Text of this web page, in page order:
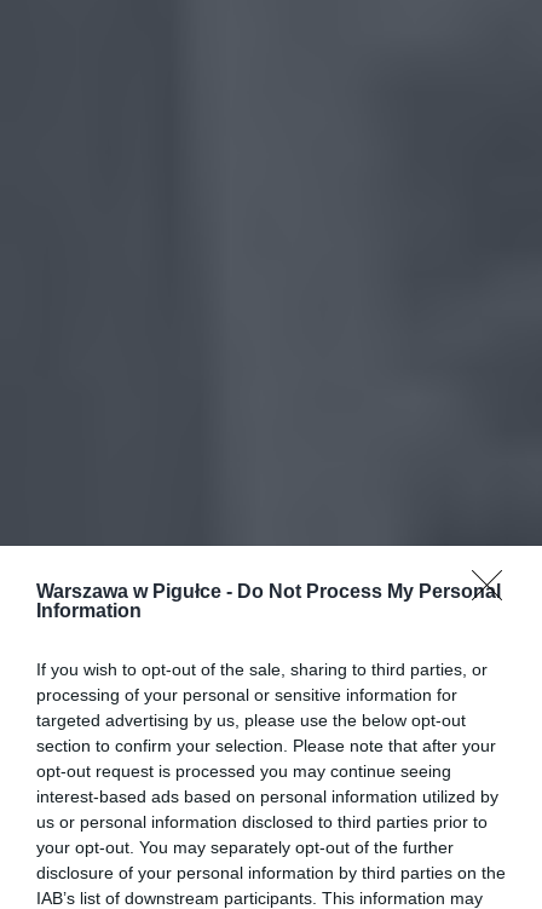
Warszawa w Pigułce - Do Not Process My Personal
Information
If you wish to opt-out of the sale, sharing to third parties, or
processing of your personal or sensitive information for
targeted advertising by us, please use the below opt-out
section to confirm your selection. Please note that after your
opt-out request is processed you may continue seeing
interest-based ads based on personal information utilized by
us or personal information disclosed to third parties prior to
your opt-out. You may separately opt-out of the further
disclosure of your personal information by third parties on the
IAB’s list of downstream participants. This information may